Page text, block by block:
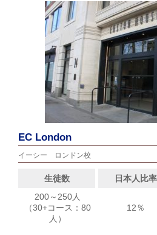
EC London
イーシー ロンドン校
生徒数 日本人比率
200～250人
（30+コース：80
人）
12％